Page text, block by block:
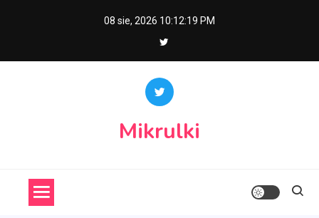
08 sie, 2026 10:12:20 PM
Mikrulki